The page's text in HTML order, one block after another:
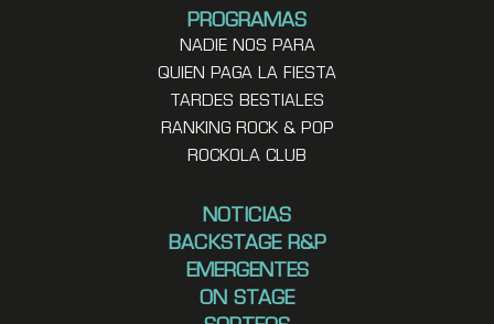
PROGRAMAS
NADIE NOS PARA
QUIEN PAGA LA FIESTA
TARDES BESTIALES
RANKING ROCK & POP
ROCKOLA CLUB
NOTICIAS
BACKSTAGE R&P
EMERGENTES
ON STAGE